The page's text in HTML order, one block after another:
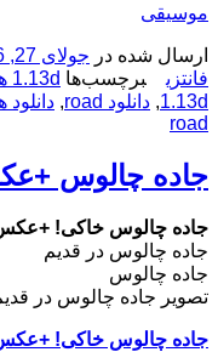
موسیقی
ارسال شده در جولای 27, 2016
فانتزی
برچسب‌ها 1.13d های
1.13d
, دانلود road , دانلود
road
جاده چالوس
جاده چالوس خاکی!
جاده چالوس در قدیم
جاده چالوس
تصویر جاده چالوس در
جاده چالوس خاکی!